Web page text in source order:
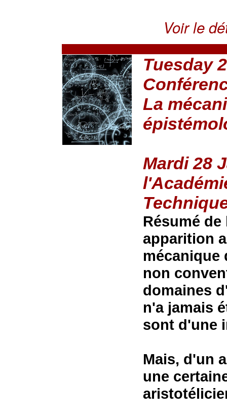
Voir le
Tuesday
La
Mardi 28
Résumé
apparition
mécanique
non
domaines
n'a jamais
sont d'une
Mais, d'un
une